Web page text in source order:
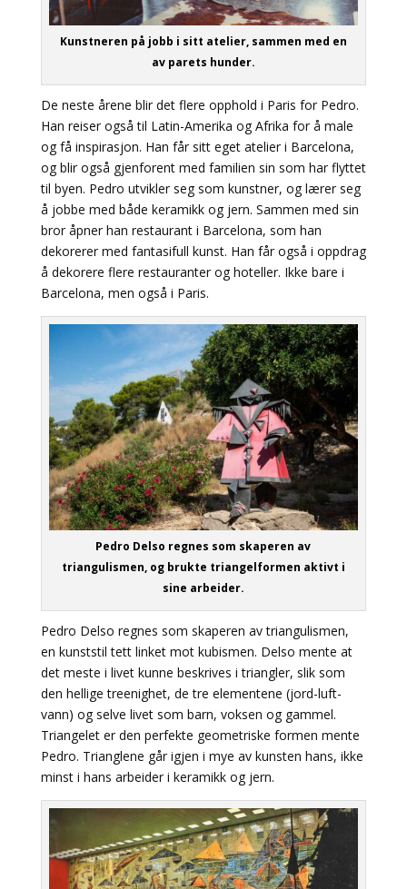
Kunstneren på jobb i sitt atelier, sammen med en
av parets hunder.
De neste årene blir det flere opphold i Paris for Pedro.
Han reiser også til Latin-Amerika og Afrika for å male
og få inspirasjon. Han får sitt eget atelier i Barcelona,
og blir også gjenforent med familien sin som har flyttet
til byen. Pedro utvikler seg som kunstner, og lærer seg
å jobbe med både keramikk og jern. Sammen med sin
bror åpner han restaurant i Barcelona, som han
dekorerer med fantasifull kunst. Han får også i oppdrag
å dekorere flere restauranter og hoteller. Ikke bare i
Barcelona, men også i Paris.
Pedro Delso regnes som skaperen av
triangulismen, og brukte triangelformen aktivt i
sine arbeider.
Pedro Delso regnes som skaperen av triangulismen,
en kunststil tett linket mot kubismen. Delso mente at
det meste i livet kunne beskrives i triangler, slik som
den hellige treenighet, de tre elementene (jord-luft-
vann) og selve livet som barn, voksen og gammel.
Triangelet er den perfekte geometriske formen mente
Pedro. Trianglene går igjen i mye av kunsten hans, ikke
minst i hans arbeider i keramikk og jern.